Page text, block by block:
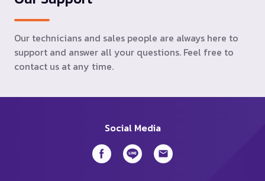
Our technicians and sales people are always here to
support and answer all your questions. Feel free to
contact us at any time.
Social Media